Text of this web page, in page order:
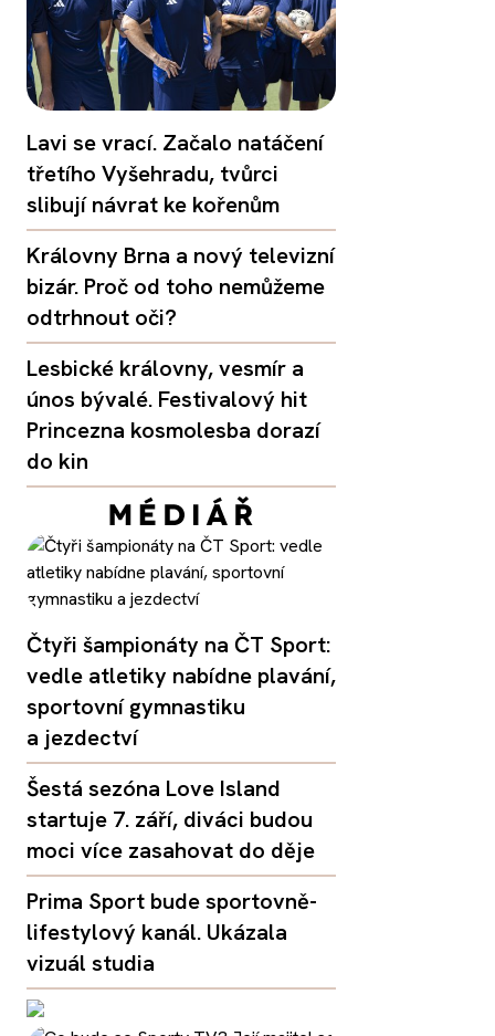
Lavi se vrací. Začalo natáčení
třetího Vyšehradu, tvůrci
slibují návrat ke kořenům
Královny Brna a nový televizní
bizár. Proč od toho nemůžeme
odtrhnout oči?
Lesbické královny, vesmír a
únos bývalé. Festivalový hit
Princezna kosmolesba dorazí
do kin
Čtyři šampionáty na ČT Sport:
vedle atletiky nabídne plavání,
sportovní gymnastiku
a jezdectví
Šestá sezóna Love Island
startuje 7. září, diváci budou
moci více zasahovat do děje
Prima Sport bude sportovně-
lifestylový kanál. Ukázala
vizuál studia